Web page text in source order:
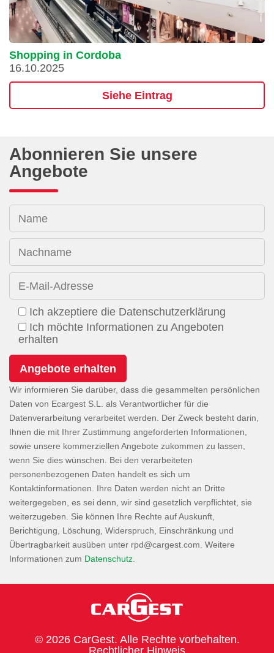
Shopping in Cordoba
16.10.2025
Siehe Eintrag
Abonnieren Sie unsere
Angebote
Name
Nachname
E-Mail-Adresse
Ich akzeptiere die Datenschutzerklärung
Ich möchte Informationen zu Angeboten
erhalten
Wir informieren Sie darüber, dass die gesammelten persönlichen
Daten von Ecargest S.L. als Verantwortlicher für die
Datenverarbeitung verarbeitet werden. Der Zweck besteht darin,
Ihnen die mit Ihrer Zustimmung angeforderten Informationen,
sowie unsere kommerziellen Angebote zukommen zu lassen,
wenn Sie dies wünschen. Bei den verarbeiteten
personenbezogenen Daten handelt es sich um
Kontaktinformationen. Ihre Daten werden nicht an Dritte
weitergegeben, es sei denn, wir sind gesetzlich verpflichtet, sie
weiterzugeben. Sie können Ihre Rechte auf Auskunft,
Berichtigung, Löschung, Widerspruch, Einschränkung und
Übertragbarkeit ausüben unter
. Weitere
Informationen zum Datenschutz
© 2026 CarGest. Alle Rechte vorbehalten.